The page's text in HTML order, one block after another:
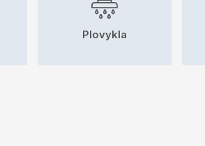
Plovykla